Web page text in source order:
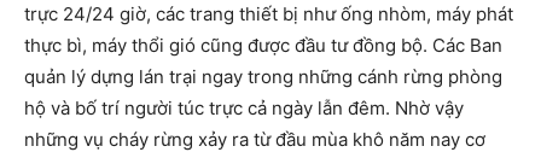
trực 24/24 giờ, các trang thiết bị như ống nhòm, máy phát
thực bì, máy thổi gió cũng được đầu tư đồng bộ. Các Ban
quản lý dựng lán trại ngay trong những cánh rừng phòng
hộ và bố trí người túc trực cả ngày lẫn đêm. Nhờ vậy
những vụ cháy rừng xảy ra từ đầu mùa khô năm nay cơ